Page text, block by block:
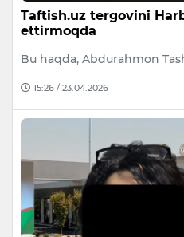
Taftish.uz tergovini
ettirmoqda
Bu haqda, Abdurahmon
15:26 / 23.04.2026